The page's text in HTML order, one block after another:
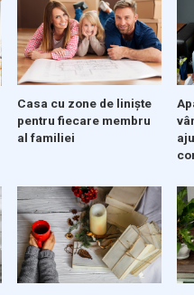
Casa cu zone de liniște
pentru fiecare membru
al familiei